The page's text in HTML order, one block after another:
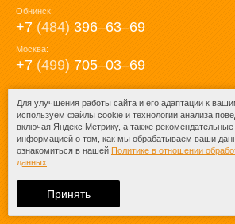
Обнинск:
+7 (484) 396‒63‒69
Москва:
+7 (499) 705‒03‒69
E-mail:
mail@posuda40.ru
При любом копировании информации
ссылка на
Для улучшения работы сайта и его адаптации к
используем файлы cookie и технологии анализа
включая Яндекс Метрику, а также
информацией о том, как мы обрабатываем ваши
ознакомиться в нашей Политике в отношении
данных
Принять